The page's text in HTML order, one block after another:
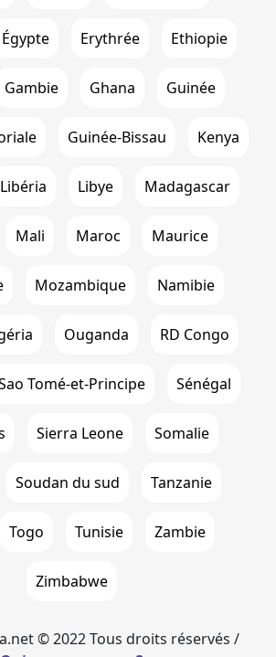
Égypte Erythrée Ethiopie
Gambie Ghana Guinée
Guinée-Bissau Kenya
Libéria Libye Madagascar
Mali Maroc Maurice
Mozambique Namibie
Ouganda RD Congo
Tomé-et-Principe Sénégal
Sierra Leone Somalie
Soudan du sud Tanzanie
Togo Tunisie Zambie
Zimbabwe
© 2022 Tous droits réservés /